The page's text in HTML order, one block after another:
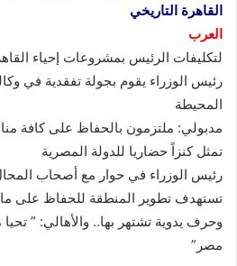
القاهرة التاريخي
العرب
لتكليفات الرئيس بمشروعات إحياء
رئيس الوزراء يقوم بجولة تفقدية في
المحيطة
مدبولي: ملتزمون بالحفاظ على كافة
تمثل كنزاً حضاريا للدولة المصرية
رئيس الوزراء في حوار مع أصحاب
تستهدف تطوير المنطقة للحفاظ على
وحرف يدوية تشتهر بها.. والأهالي: ”
مصر”